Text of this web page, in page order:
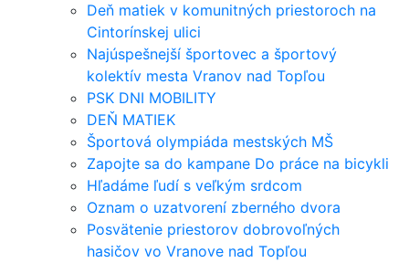
Deň matiek v komunitných priestoroch na
Cintorínskej ulici
Najúspešnejší športovec a športový
kolektív mesta Vranov nad Topľou
PSK DNI MOBILITY
DEŇ MATIEK
Športová olympiáda mestských MŠ
Zapojte sa do kampane Do práce na bicykli
Hľadáme ľudí s veľkým srdcom
Oznam o uzatvorení zberného dvora
Posvätenie priestorov dobrovoľných
hasičov vo Vranove nad Topľou